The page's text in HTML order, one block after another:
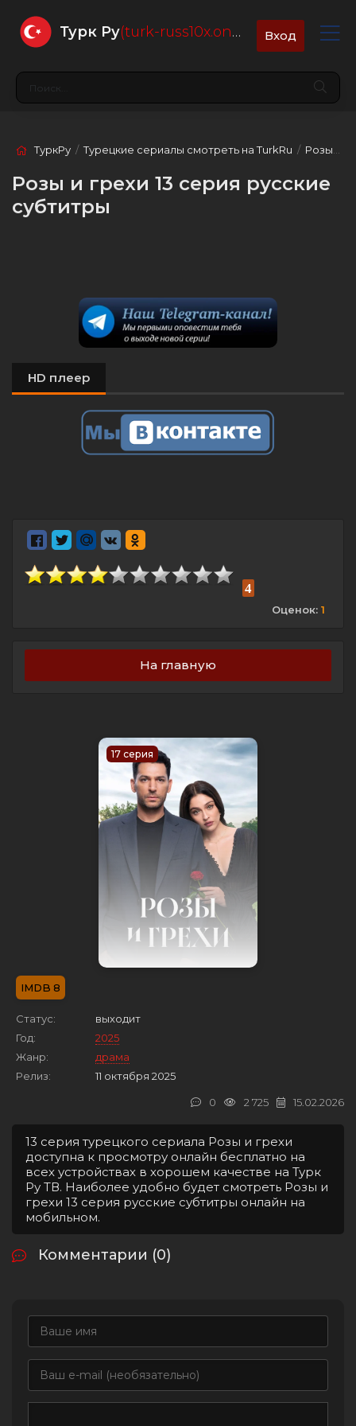
Турк Ру(turk-russ10x.online) Вход
ТуркРу /Турецкие сериалы смотреть на TurkRu / Розы и грехи
Розы и грехи 13 серия русские
субтитры
HD плеер
4
Оценок: 1
На главную
17 серия
8
Статус:
выходит
Год:
2025
Жанр:
драма
Релиз:
11 октября 2025
15.02.2026
2 725
0
13 серия турецкого сериала Розы и грехи
доступна к просмотру онлайн бесплатно на
всех устройствах в хорошем качестве на Турк
Ру ТВ. Наиболее удобно будет смотреть Розы и
грехи 13 серия русские субтитры онлайн на
мобильном.
Комментарии (0)